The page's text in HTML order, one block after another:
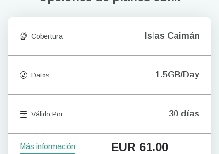
Cobertura Islas Caimán
Datos 1.5GB/Day
Válido Por 30 días
Más información EUR 61.00